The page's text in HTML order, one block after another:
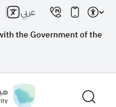
the Government of the
عربي